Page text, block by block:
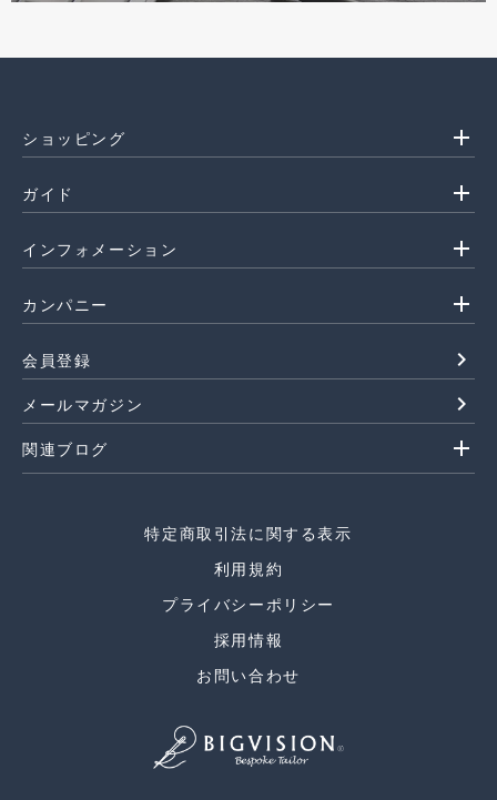
ショッピング add
ガイド add
インフォメーション add
カンパニー add
会員登録 navigate_next
メールマガジン navigate_next
関連ブログ add
特定商取引法に関する表示
利用規約
プライバシーポリシー
採用情報
お問い合わせ